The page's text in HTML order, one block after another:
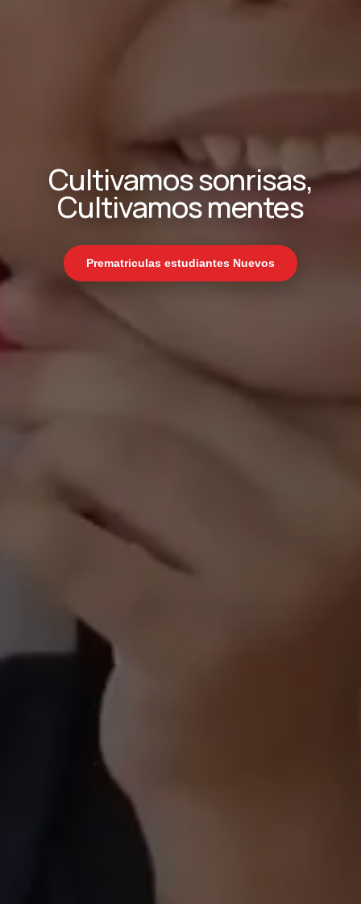
Cultivamos sonrisas,
Cultivamos mentes
Prematriculas estudiantes Nuevos